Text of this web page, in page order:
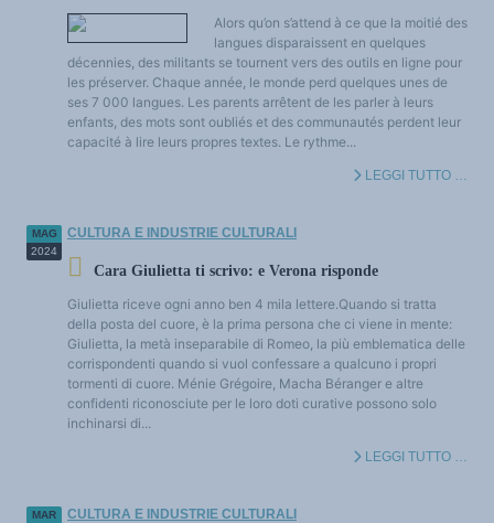
DOSSIER TEMATICI
Internazionale
Cultura e industrie culturali
Economico e sociale
Accesso al dizionario Anglicismi (in costruzione)
ATTUALITÀ / EVENTI
Alors qu’on s’attend à ce que la moitié des
langues disparaissent en quelques
décennies, des militants se tournent vers des outils en ligne pour
les préserver. Chaque année, le monde perd quelques unes de
ses 7 000 langues. Les parents arrêtent de les parler à leurs
enfants, des mots sont oubliés et des communautés perdent leur
capacité à lire leurs propres textes. Le rythme...
LEGGI TUTTO …
MAG
2024
CULTURA E INDUSTRIE CULTURALI
Cara Giulietta ti scrivo: e Verona risponde
Giulietta riceve ogni anno ben 4 mila lettere.Quando si tratta
della posta del cuore, è la prima persona che ci viene in mente:
Giulietta, la metà inseparabile di Romeo, la più emblematica delle
corrispondenti quando si vuol confessare a qualcuno i propri
tormenti di cuore. Ménie Grégoire, Macha Béranger e altre
confidenti riconosciute per le loro doti curative possono solo
inchinarsi di...
LEGGI TUTTO …
MAR
CULTURA E INDUSTRIE CULTURALI